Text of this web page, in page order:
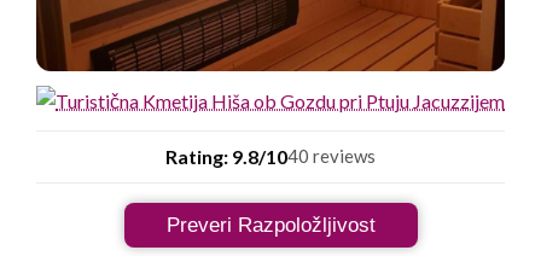
Rating: 9.8/1040 reviews
Preveri Razpoložljivost